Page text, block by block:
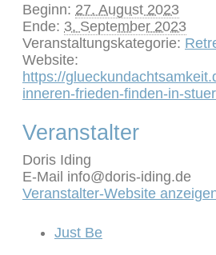
Beginn: 27. August 2023
Ende: 3. September 2023
Veranstaltungskategorie:
Website:
https://
inneren-frieden-finden-in-
Veranstalter
Doris Iding
E-Mail info@doris-iding.de
Veranstalter-Website
Just Be